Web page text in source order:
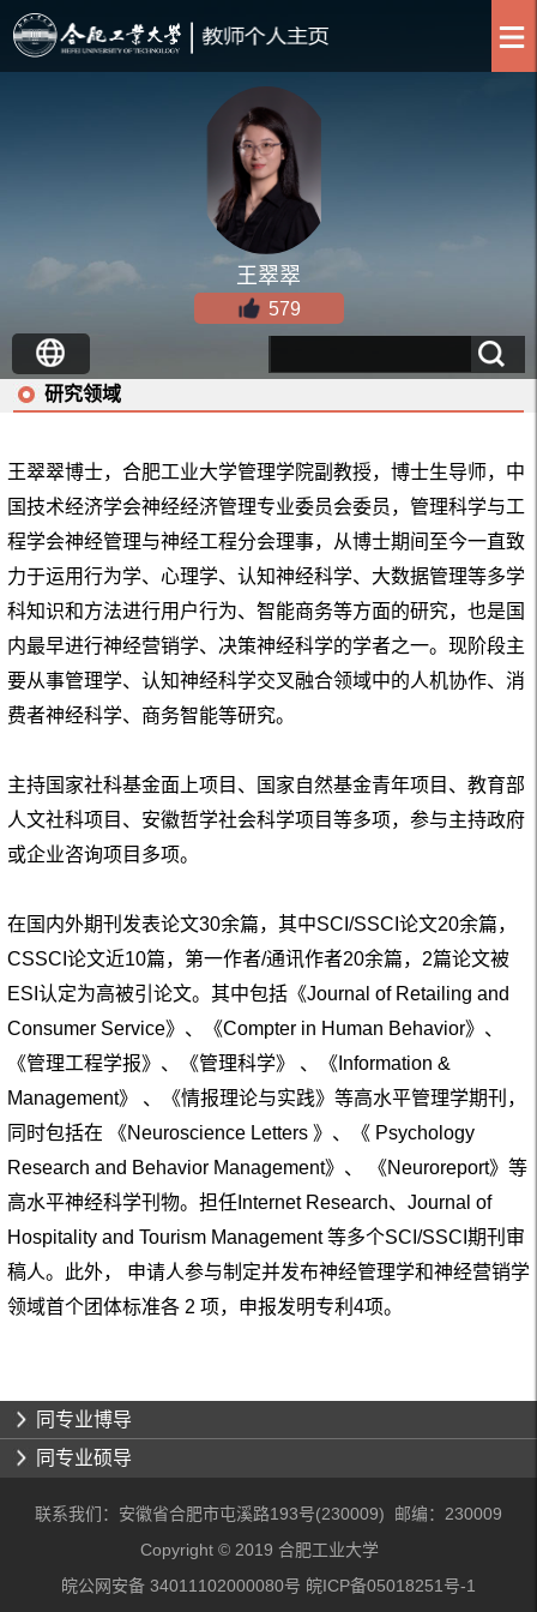
王翠翠
579
研究领域
王翠翠博士，合肥工业大学管理学院副教授，博士生导师，中
国技术经济学会神经经济管理专业委员会委员，管理科学与工
程学会神经管理与神经工程分会理事，
从博士期间至今一直致
力于运用行为学、心理学、认知神经科学、大数据管理等多学
科知识和方法进行用户行为、智能商务等方面的研究，也是国
内最早进行神经营销学、决策神经科学的学者之一。现阶段主
要从事管理学、认知神经科学交叉融合领域中的人机协作、消
费者神经科学、商务智能等研究。
主持国家社科基金面上项目、国家自然基金青年项目、教育部
人文社科项目、安徽哲学社会科学项目等多项，参与主持政府
或企业咨询项目多项。
在国内外期刊发表论文30余篇，其中SCI/SSCI论文20余篇，
CSSCI论文近10篇，第一作者/通讯作者20余篇，2篇论文被
ESI认定为高被引论文。其中包括《Journal of Retailing and
Consumer Service》、《Compter in Human Behavior》、
《管理工程学报》、《管理科学》 、《Information &
Management》 、《情报理论与实践》等高水平管理学期刊，
同时包括在 《Neuroscience Letters 》、《 Psychology
Research and Behavior Management》、 《Neuroreport》等
高水平神经科学刊物。担任Internet Research、Journal of
Hospitality and Tourism Management 等多个SCI/SSCI期刊审
稿人。此外， 申请人参与制定并发布神经管理学和神经营销学
领域首个团体标准各 2 项，申报发明专利4项。
同专业博导
同专业硕导
联系我们：安徽省合肥市屯溪路193号(230009) 邮编：230009
Copyright © 2019 合肥工业大学
皖公网安备 34011102000080号 皖ICP备05018251号-1